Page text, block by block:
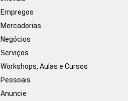
Empregos
Mercadorias
Negócios
Serviços
Workshops, Aulas e Cursos
Pessoais
Anuncie